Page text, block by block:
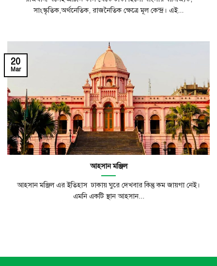
সাংস্কৃতিক,অর্থনেতিক, রাজনৈতিক ক্ষেত্রে মূল কেন্দ্র। এই...
আহসান মঞ্জিল
আহসান মঞ্জিল এর ইতিহাস ঢাকায় ঘুরে দেখবার কিন্তু কম জায়গা নেই।
এমনি একটি স্থান আহসান...
20
Mar